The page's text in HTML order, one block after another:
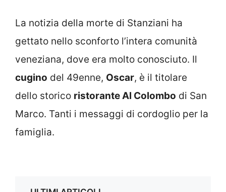
La notizia della morte di Stanziani ha
gettato nello sconforto l’intera comunità
veneziana, dove era molto conosciuto. Il
cugino del 49enne, Oscar, è il titolare
dello storico ristorante Al Colombo di San
Marco. Tanti i messaggi di cordoglio per la
famiglia.